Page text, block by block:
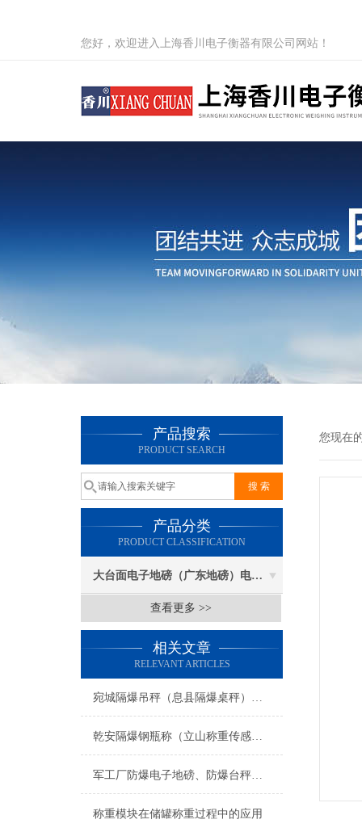
您好，欢迎进入上海香川电子衡器有限公司网站！
产品搜索
PRODUCT SEARCH
产品分类
PRODUCT CLASSIFICATION
大台面电子地磅（广东地磅）电子汽车衡
查看更多 >>
相关文章
RELEVANT ARTICLES
宛城隔爆吊秤（息县隔爆桌秤）卧龙隔爆叉车秤维修
乾安隔爆钢瓶称（立山称重传感器）长岭称重模块安装）法库防爆电子吊秤维修
军工厂防爆电子地磅、防爆台秤、防爆案秤
称重模块在储罐称重过程中的应用
您现在